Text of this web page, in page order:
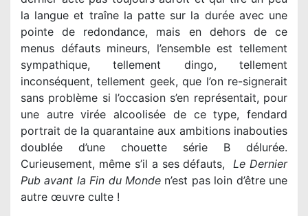
la langue et traîne la patte sur la durée avec une
pointe de redondance, mais en dehors de ce
menus défauts mineurs, l’ensemble est tellement
sympathique, tellement dingo, tellement
inconséquent, tellement geek, que l’on re-signerait
sans problème si l’occasion s’en représentait, pour
une autre virée alcoolisée de ce type, fendard
portrait de la quarantaine aux ambitions inabouties
doublée d’une chouette série B délurée.
Curieusement, même s’il a ses défauts,Le Dernier
Pub avant la Fin du Monde n’est pas loin d’être une
autre œuvre culte !